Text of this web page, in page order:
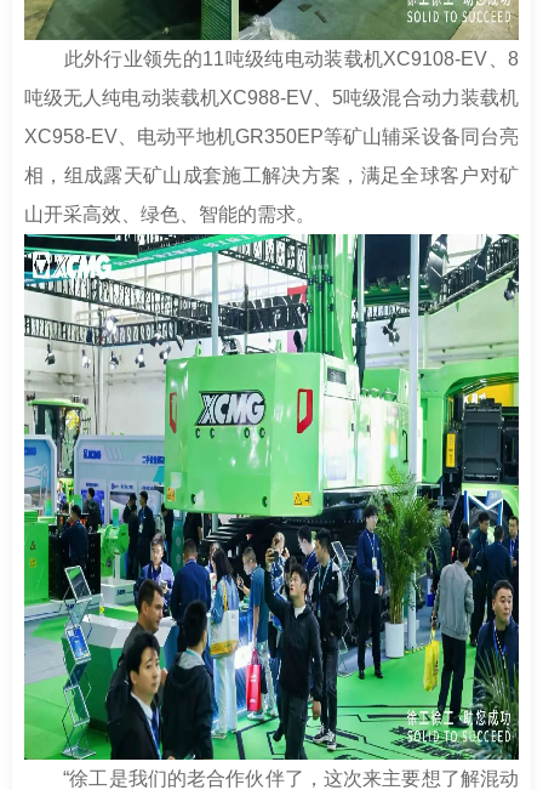
此外行业领先的11吨级纯电动装载机XC9108-EV、8
吨级无人纯电动装载机XC988-EV、5吨级混合动力装载机
XC958-EV、电动平地机GR350EP等矿山辅采设备同台亮
相，组成露天矿山成套施工解决方案，满足全球客户对矿
山开采高效、绿色、智能的需求。
“徐工是我们的老合作伙伴了，这次来主要想了解混动